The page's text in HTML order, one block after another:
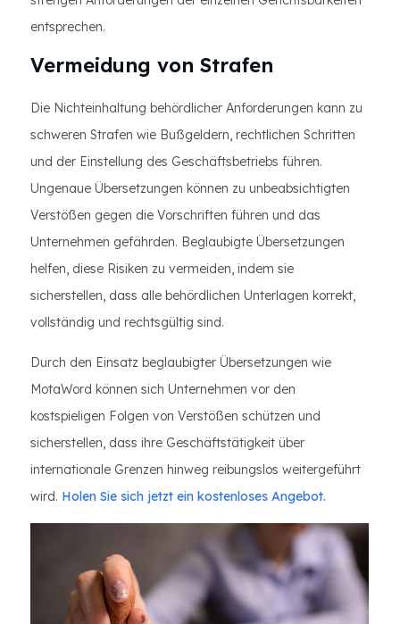
entsprechen.
Vermeidung von Strafen
Die Nichteinhaltung behördlicher Anforderungen kann zu
schweren Strafen wie Bußgeldern, rechtlichen Schritten
und der Einstellung des Geschäftsbetriebs führen.
Ungenaue Übersetzungen können zu unbeabsichtigten
Verstößen gegen die Vorschriften führen und das
Unternehmen gefährden. Beglaubigte Übersetzungen
helfen, diese Risiken zu vermeiden, indem sie
sicherstellen, dass alle behördlichen Unterlagen korrekt,
vollständig und rechtsgültig sind.
Durch den Einsatz beglaubigter Übersetzungen wie
MotaWord können sich Unternehmen vor den
kostspieligen Folgen von Verstößen schützen und
sicherstellen, dass ihre Geschäftstätigkeit über
internationale Grenzen hinweg reibungslos weitergeführt
wird. Holen Sie sich jetzt ein kostenloses Angebot.